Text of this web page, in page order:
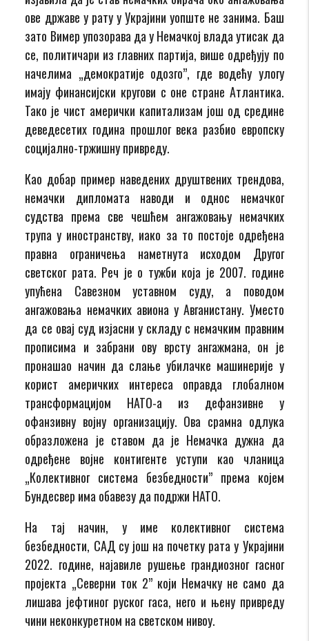
ове државе у рату у Украјини уопште не занима. Баш
зато Вимер упозорава да у Немачкој влада утисак да
се, политичари из главних партија, више одређују по
начелима „демократије одозго”, где водећу улогу
имају финансијски кругови с оне стране Атлантика.
Тако је чист амерички капитализам још од средине
деведесетих година прошлог века разбио европску
социјално-тржишну привреду.
Као добар пример наведених друштвених трендова,
немачки дипломата наводи и однос немачког
судства према све чешћем ангажовању немачких
трупа у иностранству, иако за то постоје одређена
правна ограничења наметнута исходом Другог
светског рата. Реч је о тужби која је 2007. године
упућена Савезном уставном суду, а поводом
ангажовања немачких авиона у Авганистану. Уместо
да се овај суд изјасни у складу с немачким правним
прописима и забрани ову врсту ангажмана, он је
пронашао начин да слање убилачке машинерије у
корист америчких интереса оправда глобалном
трансформацијом НАТО-а из дефанзивне у
офанзивну војну организацију. Ова срамна одлука
образложена је ставом да је Немачка дужна да
одређене војне контигенте уступи као чланица
„Колективног система безбедности” према којем
Бундесвер има обавезу да подржи НАТО.
На тај начин, у име колективног система
безбедности, САД су још на почетку рата у Украјини
2022. године, најавиле рушење грандиозног гасног
пројекта „Северни ток 2” који Немачку не само да
лишава јефтиног руског гаса, него и њену привреду
чини неконкуретном на светском нивоу.